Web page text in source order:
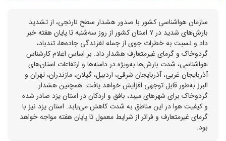
سازمان هواشناسی کشور با صدور هشدار سطح نارنجی، از تشدید
بارش‌های شدید در ۷ استان کشور از روز سه‌شنبه تا پایان هفته خبر
داد و نسبت به خطرات جوی از جمله لغزندگی جاده‌ها، تندباد،
گردوخاک و گرمای غیرمتعارف هشدار داد. بر اساس اعلام کارشناس
هواشناسی، شدت بارش‌ها به‌ویژه در دامنه‌ها و ارتفاعات استان‌های
آذربایجان غربی، آذربایجان شرقی، اردبیل، گیلان، مازندران، تهران و
البرز به‌طور قابل توجهی افزایش خواهد یافت. همچنین هشدار
گردوخاک برای شهرهای میبد، بافق و اردکان در استان یزد صادر شده
و کیفیت هوا در این مناطق به شدت کاهش می‌یابد. استان یزد نیز با
گرمای غیرمتعارف و فراتر از شرایط معمول تا پایان هفته مواجه خواهد
بود.